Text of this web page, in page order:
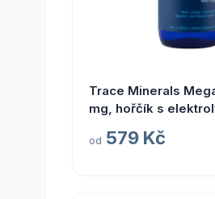
Trace Minerals
mg, hořčík s
od 579 Kč